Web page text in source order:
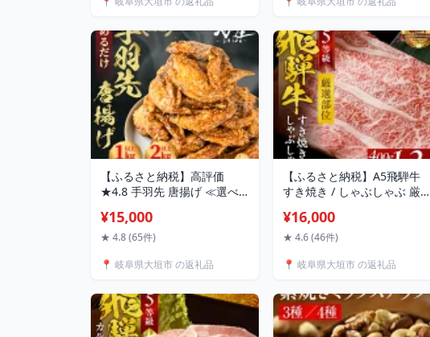
ナッツ 人気 ランキング ポス
円 稲葉商店 ナッツ＆ビーン
ズ 岐阜県 大垣市
子 スイーツ 常温 4000円 四
ポス 人気 ランキング 松下製
餡所 岐阜県 大垣市
【ふるさと納税】高評価
★4.8 手羽先 唐揚げ ≪選べ
袋 海座名物 調理済み 温める
だけでOK 小分け 個包装 レ
かず 惣菜 簡単 人気 ランキン
鳥 焼き鳥 15000円 1万5千円
SHIZA 岐阜県 大垣市
¥15,000
★ 4.8 (65件)
📍 岐阜県大垣市 の返礼品
【ふるさと納税】A5飛騨牛
すき焼き / しゃぶしゃぶ 厳選
騨牛 牛肉 肉 黒毛和牛 希少部
位 国産 厳選 ブランド牛 お取
¥16,000
★ 4.6 (46件)
📍 岐阜県大垣市 の返礼品